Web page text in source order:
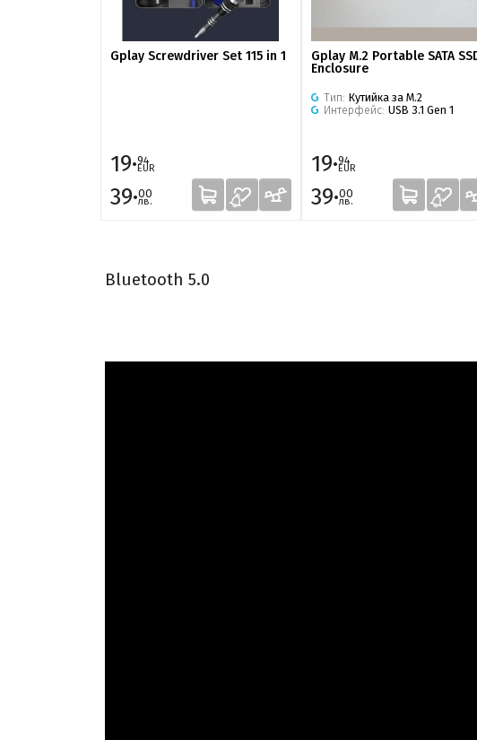
Gplay Screwdriver Set 115 in 1
19·94
EUR
39·00
лв.
Gplay M.2 Portable SATA
Enclosure
Тип: Кутийка за M.2
Интерфейс: USB 3.1 Gen 1
19·94
EUR
39·00
лв.
Bluetooth 5.0